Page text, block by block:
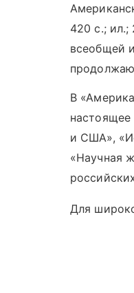
420 с.; ил.;
всеобщей
В
и США»,
«Научная
Для